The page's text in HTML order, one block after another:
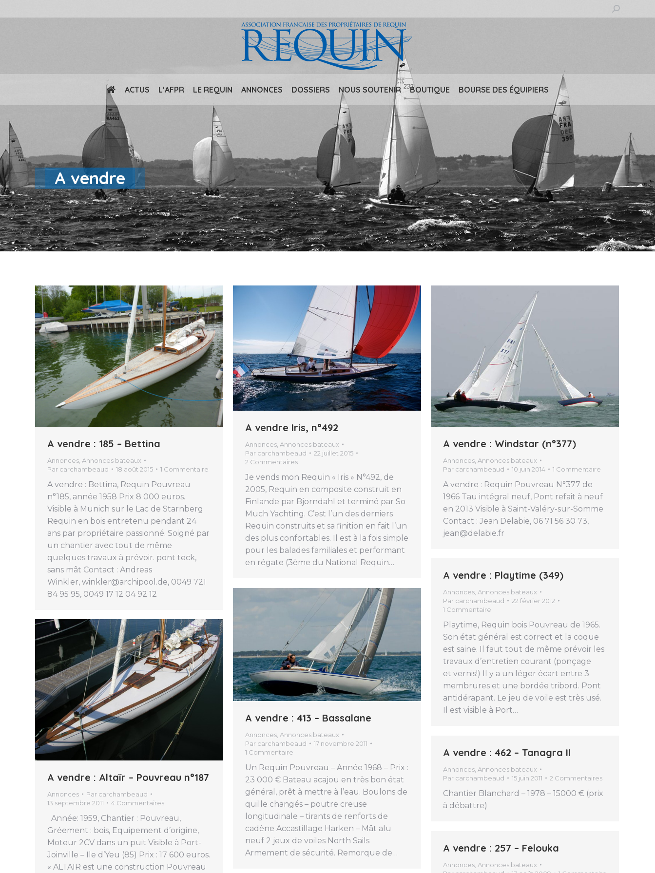
Recherche
:
ACTUS L’AFPR LE REQUIN ANNONCES DOSSIERS NOUS SOUTENIR BOUTIQUE BOURSE DES ÉQUIPIERS
A vendre
A vendre : 185 – Bettina
Annonces Annonces bateaux
Par carchambeaud 18 août 2015 1 Commentaire
A vendre : Bettina, Requin Pouvreau
n°185, année 1958 Prix 8 000 euros.
Visible à Munich sur le Lac de Starnberg
Requin en bois entretenu pendant 24
ans par propriétaire passionné. Soigné par
un chantier avec tout de même
quelques travaux à prévoir. pont teck,
sans mât Contact : Andreas
Winkler, winkler@archipool.de, 0049 721
84 95 95, 0049 17 12 04 92 12
A vendre Iris, n°492
Annonces, Annonces bateaux
Par carchambeaud
22 juillet 2015
2 Commentaires
Je vends mon Requin « Iris » N°492, de
2005, Requin en composite construit en
Finlande par Bjorndahl et terminé par So
Much Yachting. C’est l’un des derniers
Requin construits et sa finition en fait l’un
des plus confortables. Il est à la fois simple
pour les balades familiales et performant
en régate (3ème du National Requin…
A vendre : Windstar (n°377)
Annonces Annonces bateaux
Par carchambeaud 10 juin 2014 1 Commentaire
A vendre : Requin Pouvreau N°377 de
1966 Tau intégral neuf, Pont refait à neuf
en 2013 Visible à Saint-Valéry-sur-Somme
Contact : Jean Delabie, 06 71 56 30 73,
jean@delabie.fr
A vendre : Playtime (349)
Annonces Annonces bateaux
Par carchambeaud
22 février 2012
1 Commentaire
Playtime, Requin bois Pouvreau de 1965.
Son état général est correct et la coque
est saine. Il faut tout de même prévoir les
travaux d’entretien courant (ponçage
et vernis!) Il y a un léger écart entre 3
membrures et une bordée tribord. Pont
antidérapant. Le jeu de voile est très usé.
Il est visible à Port…
A vendre : 413 – Bassalane
Annonces Annonces bateaux
Par carchambeaud
17 novembre 2011
1 Commentaire
Un Requin Pouvreau – Année 1968 – Prix :
23 000 € Bateau acajou en très bon état
général, prêt à mettre à l’eau. Boulons de
quille changés – poutre creuse
longitudinale – tirants de renforts de
cadène Accastillage Harken – Mât alu
neuf 2 jeux de voiles North Sails
Armement de sécurité. Remorque de…
A vendre : Altaïr – Pouvreau n°187
Annonces Par carchambeaud
13 septembre 2011
4 Commentaires
Année: 1959, Chantier : Pouvreau,
Gréement : bois, Equipement d’origine,
Moteur 2CV dans un puit Visible à Port-
Joinville – Ile d’Yeu (85) Prix : 17 600 euros.
« ALTAIR est une construction Pouvreau
A vendre : 462 – Tanagra II
Annonces Annonces bateaux
Par carchambeaud 15 juin 2011 2 Commentaires
Chantier Blanchard – 1978 – 15000 € (prix
à débattre)
A vendre : 257 – Felouka
Annonces Annonces bateaux